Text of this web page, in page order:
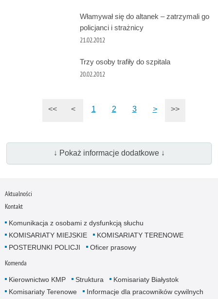
Włamywał się do altanek – zatrzymali go
policjanci i strażnicy
21.02.2012
Trzy osoby trafiły do szpitala
20.02.2012
<< < 1 2 3 > >>
↓ Pokaż informacje dodatkowe ↓
Aktualności
Kontakt
Komunikacja z osobami z dysfunkcją słuchu
KOMISARIATY MIEJSKIE
KOMISARIATY TERENOWE
POSTERUNKI POLICJI
Oficer prasowy
Komenda
Kierownictwo KMP Struktura
Komisariaty Białystok
Komisariaty Terenowe
Informacje dla pracowników cywilnych